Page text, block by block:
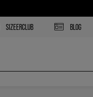
SIZEERCLUB BLOG